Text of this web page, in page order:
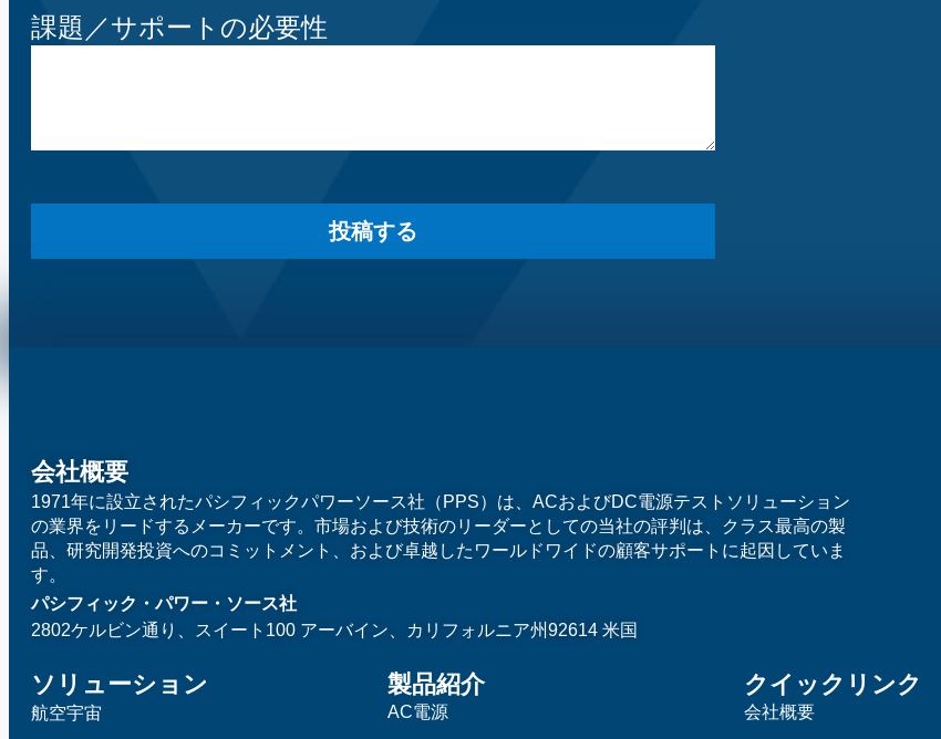
課題／サポートの必要性
会社概要
1971年に設立されたパシフィックパワーソース社（PPS）は、ACおよびDC電源テストソリューション
の業界をリードするメーカーです。市場および技術のリーダーとしての当社の評判は、クラス最高の製
品、研究開発投資へのコミットメント、および卓越したワールドワイドの顧客サポートに起因していま
す。
パシフィック・パワー・ソース社
2802ケルビン通り、スイート100 アーバイン、カリフォルニア州92614 米国
ソリューション
航空宇宙
製品紹介
AC電源
クイックリンク
会社概要